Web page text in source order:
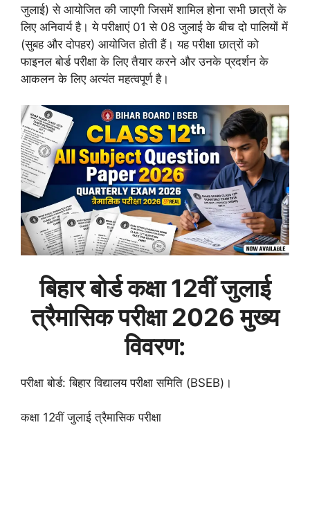
जुलाई) से आयोजित की जाएगी जिसमें शामिल होना सभी छात्रों के
लिए अनिवार्य है। ये परीक्षाएं 01 से 08 जुलाई के बीच दो पालियों में
(सुबह और दोपहर) आयोजित होती हैं। यह परीक्षा छात्रों को
फाइनल बोर्ड परीक्षा के लिए तैयार करने और उनके प्रदर्शन के
आकलन के लिए अत्यंत महत्वपूर्ण है।
बिहार बोर्ड कक्षा 12वीं जुलाई
त्रैमासिक परीक्षा 2026 मुख्य
विवरण:
परीक्षा बोर्ड: बिहार विद्यालय परीक्षा समिति (BSEB)।
कक्षा 12वीं जुलाई त्रैमासिक परीक्षा